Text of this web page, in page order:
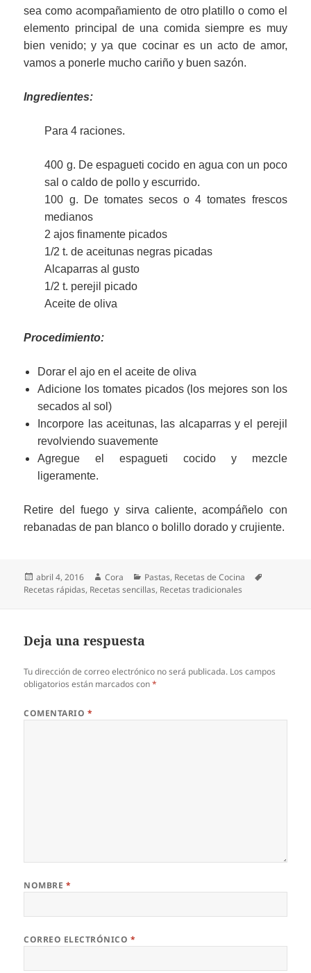
sea como acompañamiento de otro platillo o como el
elemento principal de una comida siempre es muy
bien venido; y ya que cocinar es un acto de amor,
vamos a ponerle mucho cariño y buen sazón.
Ingredientes:
Para 4 raciones.
400 g. De espagueti cocido en agua con un poco
sal o caldo de pollo y escurrido.
100 g. De tomates secos o 4 tomates frescos
medianos
2 ajos finamente picados
1/2 t. de aceitunas negras picadas
Alcaparras al gusto
1/2 t. perejil picado
Aceite de oliva
Procedimiento:
Dorar el ajo en el aceite de oliva
Adicione los tomates picados (los mejores son los
secados al sol)
Incorpore las aceitunas, las alcaparras y el perejil
revolviendo suavemente
Agregue el espagueti cocido y mezcle
ligeramente.
Retire del fuego y sirva caliente, acompáñelo con
rebanadas de pan blanco o bolillo dorado y crujiente.
Publicado
el
abril 4, 2016 Autor
Cora Categorías
Pastas, Recetas de Cocina
Recetas rápidas, Recetas sencillas, Recetas tradicionales
Deja una respuesta
Tu dirección de correo electrónico no será publicada. Los campos
obligatorios están marcados con*
COMENTARIO *
NOMBRE *
CORREO ELECTRÓNICO *